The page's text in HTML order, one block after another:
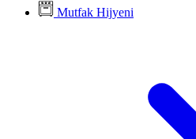
Mutfak Hijyeni